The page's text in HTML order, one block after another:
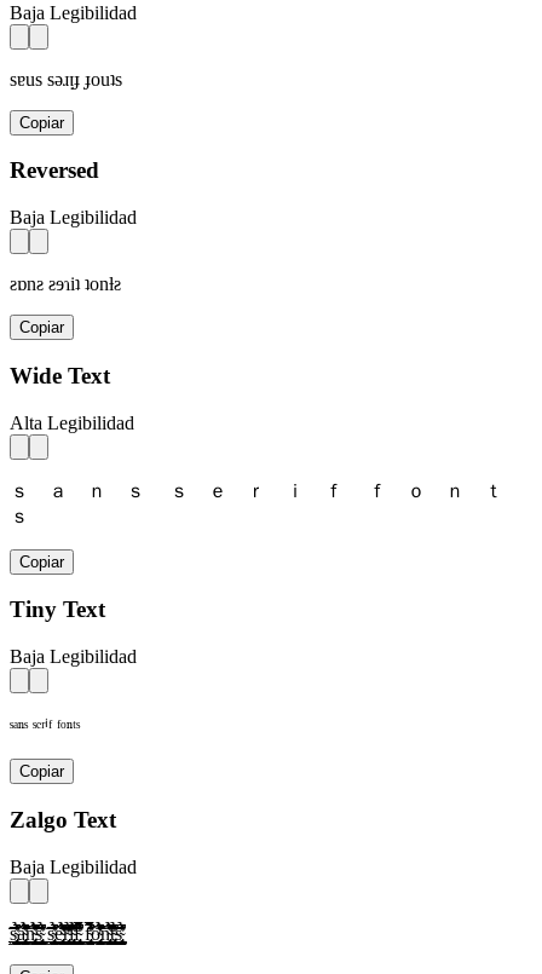
Baja Legibilidad
sɐus sǝɹᴉɟ ɟouʇs
Copiar
Reversed
Baja Legibilidad
ƨɒnƨ ƨɘɿiʇ ʇonƚƨ
Copiar
Wide Text
Alta Legibilidad
ｓ ａ ｎ ｓ ｓ ｅ ｒ ｉ ｆ ｆ ｏ ｎ ｔ
ｓ
Copiar
Tiny Text
Baja Legibilidad
ˢᵃⁿˢ ˢᵉʳⁱᶠ ᶠᵒⁿᵗˢ
Copiar
Zalgo Text
Baja Legibilidad
s̴̢̛͎̗̰̲̜̺̹̮̦̩̫̪̬̭̯̰̱̲̳̹̺̻̼͇͈͉͍͎̀́̂̃̄̅̆̇̈̉̊̋̌̍̎̏̐̑̒̓̔̕̚ͅà̴̢̛͎̗̰̲̜̺̹̮̦̩̫̪̬̭̯̰̱̲̳̹̺̻̼͇͈͉͍͎́̂̃̄̅̆̇̈̉̊̋̌̍̎̏̐̑̒̓̔̕̚ͅǹ̴̢̛͎̗̰̲̜̺̹̮̦̩̫̪̬̭̯̰̱̲̳̹̺̻̼͇͈͉͍͎́̂̃̄̅̆̇̈̉̊̋̌̍̎̏̐̑̒̓̔̕̚ͅs̴̢̛͎̗̰̲̜̺̹̮̦̩̫̪̬̭̯̰̱̲̳̹̺̻̼͇͈͉͍͎̀́̂̃̄̅̆̇̈̉̊̋̌̍̎̏̐̑̒̓̔̕̚ͅ s̴̢̛͎̗̰̲̜̺̹̮̦̩̫̪̬̭̯̰̱̲̳̹̺̻̼͇͈͉͍͎̀́̂̃̄̅̆̇̈̉̊̋̌̍̎̏̐̑̒̓̔̕̚ͅè̴̢̛͎̗̰̲̜̺̹̮̦̩̫̪̬̭̯̰̱̲̳̹̺̻̼͇͈͉͍͎́̂̃̄̅̆̇̈̉̊̋̌̍̎̏̐̑̒̓̔̕̚ͅr̴̢̛͎̗̰̲̜̺̹̮̦̩̫̪̬̭̯̰̱̲̳̹̺̻̼͇͈͉͍͎̀́̂̃̄̅̆̇̈̉̊̋̌̍̎̏̐̑̒̓̔̕̚ͅì̴̢̛͎̗̰̲̜̺̹̮̦̩̫̪̬̭̯̰̱̲̳̹̺̻̼͇͈͉͍͎́̂̃̄̅̆̇̈̉̊̋̌̍̎̏̐̑̒̓̔̕̚ͅf̴̢̛͎̗̰̲̜̺̹̮̦̩̫̪̬̭̯̰̱̲̳̹̺̻̼͇͈͉͍͎̀́̂̃̄̅̆̇̈̉̊̋̌̍̎̏̐̑̒̓̔̕̚ͅ f̴̢̛͎̗̰̲̜̺̹̮̦̩̫̪̬̭̯̰̱̲̳̹̺̻̼͇͈͉͍͎̀́̂̃̄̅̆̇̈̉̊̋̌̍̎̏̐̑̒̓̔̕̚ͅờ̴̢͎̗̰̲̜̺̹̮̦̩̫̪̬̭̯̰̱̲̳̹̺̻̼͇͈͉͍͎́̂̃̄̅̆̇̈̉̊̋̌̍̎̏̐̑̒̓̔̕̚ͅǹ̴̢̛͎̗̰̲̜̺̹̮̦̩̫̪̬̭̯̰̱̲̳̹̺̻̼͇͈͉͍͎́̂̃̄̅̆̇̈̉̊̋̌̍̎̏̐̑̒̓̔̕̚ͅt̴̢̛͎̗̰̲̜̺̹̮̦̩̫̪̬̭̯̰̱̲̳̹̺̻̼͇͈͉͍͎̀́̂̃̄̅̆̇̈̉̊̋̌̍̎̏̐̑̒̓̔̕̚ͅs̴̢̛͎̗̰̲̜̺̹̮̦̩̫̪̬̭̯̰̱̲̳̹̺̻̼͇͈͉͍͎̀́̂̃̄̅̆̇̈̉̊̋̌̍̎̏̐̑̒̓̔̕̚ͅ